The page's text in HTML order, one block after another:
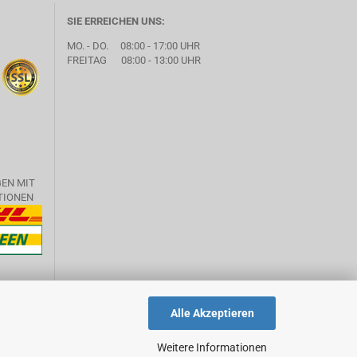
Alle Akzeptieren
Weitere Informationen
MIT
SIE ERREICHEN UNS:
MO. - DO. 08:00 - 17:00 UHR
FREITAG 08:00 - 13:00 UHR